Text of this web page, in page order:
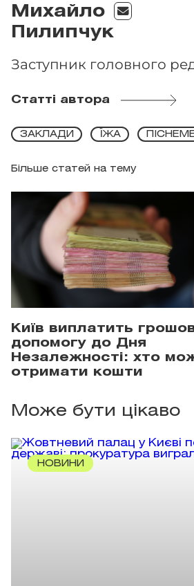
Михайло
Пилипчук
Заступник головного
Статті автора
Більше статей на тему
ЗАКЛАДИ ЇЖА
Київ виплатить
допомогу до Дня
Незалежності: хто
отримати кошти
Може бути цікаво
НОВИНИ